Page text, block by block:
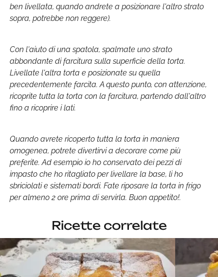
ben livellata, quando andrete a posizionare l'altro strato
sopra, potrebbe non reggere).
Con l'aiuto di una spatola, spalmate uno strato
abbondante di farcitura sulla superficie della torta.
Livellate l'altra torta e posizionate su quella
precedentemente farcita. A questo punto, con attenzione,
ricoprite tutta la torta con la farcitura, partendo dall'altro
fino a ricoprire i lati.
Quando avrete ricoperto tutta la torta in maniera
omogenea, potrete divertirvi a decorare come più
preferite. Ad esempio io ho conservato dei pezzi di
impasto che ho ritagliato per livellare la base, li ho
sbriciolati e sistemati bordi. Fate riposare la torta in frigo
per almeno 2 ore prima di servirla. Buon appetito!.
Ricette correlate